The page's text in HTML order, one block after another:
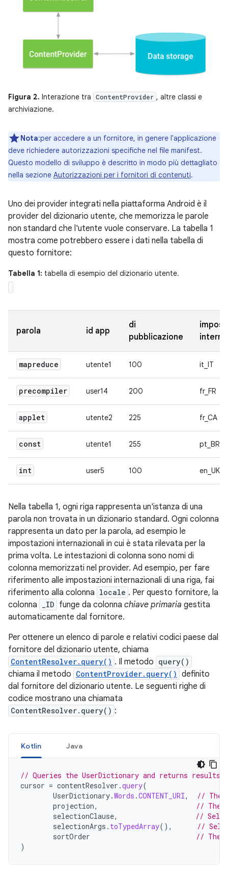
Figura 2. Interazione tra ContentProvider , altre classi e
archiviazione.
Nota:per accedere a un fornitore, in genere l'applicazione
deve richiedere autorizzazioni specifiche nel file manifest.
Questo modello di sviluppo è descritto in modo più dettagliato
nella sezione Autorizzazioni per i fornitori di contenuti.
Uno dei provider integrati nella piattaforma Android è il
provider del dizionario utente, che memorizza le parole
non standard che l'utente vuole conservare. La tabella 1
mostra come potrebbero essere i dati nella tabella di
questo fornitore:
Tabella 1: tabella di esempio del dizionario utente.
parola id app
di
pubblicazione
mapreduce utente1 100 it_IT
precompiler user14 200 fr_FR
applet utente2 225 fr_CA
const utente1 255 pt_BR
int user5 100 en_UK
Nella tabella 1, ogni riga rappresenta un'istanza di una
parola non trovata in un dizionario standard. Ogni colonna
rappresenta un dato per la parola, ad esempio le
impostazioni internazionali in cui è stata rilevata per la
prima volta. Le intestazioni di colonna sono nomi di
colonna memorizzati nel provider. Ad esempio, per fare
riferimento alle impostazioni internazionali di una riga, fai
riferimento alla colonna locale . Per questo fornitore, la
colonna
_ID funge da colonna chiave primaria gestita
automaticamente dal fornitore.
Per ottenere un elenco di parole e relativi codici paese dal
fornitore del dizionario utente, chiama
ContentResolver.query() . Il metodo query()
chiama il metodo ContentProvider.query() definito
dal fornitore del dizionario utente. Le seguenti righe di
codice mostrano una chiamata
ContentResolver.query() :
Kotlin Java
// Queries the UserDictionary and returns results
cursor = contentResolver .query(
UserDictionary.Words .CONTENT_URI,
// The
projection,
// The
selectionClause,
//
selectionArgs . toTypedArray(),
//
sortOrder
// The
)